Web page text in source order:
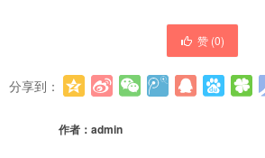
赞 (0)
分享到：
作者： admin